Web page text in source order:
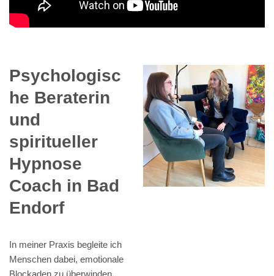
Psychologisc
he Beraterin
und
spiritueller
Hypnose
Coach in Bad
Endorf
In meiner Praxis begleite ich
Menschen dabei, emotionale
Blockaden zu überwinden.